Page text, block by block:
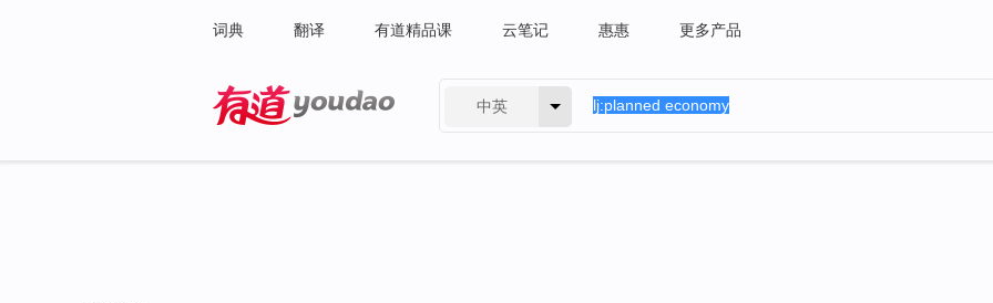
词典 翻译 有道精品课 云笔记 惠惠 更多产品
中英